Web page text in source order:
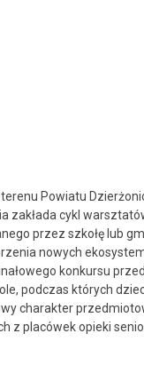
Powiatu
zakłada cykl
przez szkołę lub
nowych
konkursu
podczas których
charakter
z placówek opieki